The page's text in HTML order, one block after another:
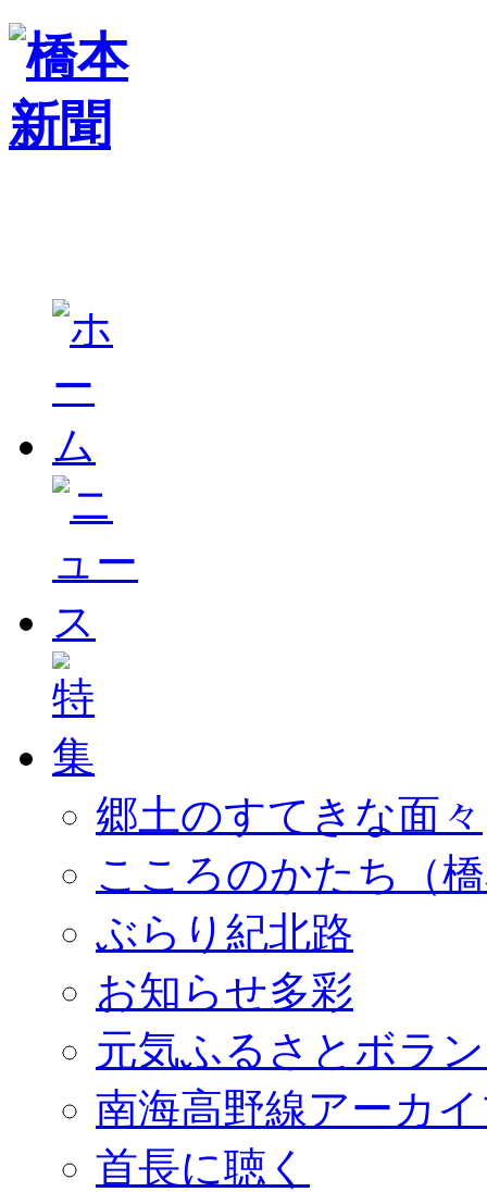
郷土のすてきな面々
こころのかたち（
ぶらり紀北路
お知らせ多彩
元気ふるさとボラ
南海高野線アーカ
首長に聴く